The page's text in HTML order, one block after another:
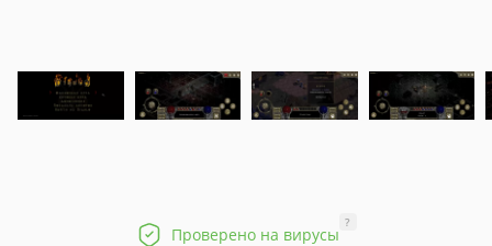
Проверено на вирусы
?